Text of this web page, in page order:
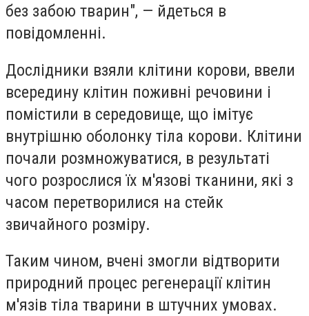
без забою тварин", — йдеться в
повідомленні.
Дослідники взяли клітини корови, ввели
всередину клітин поживні речовини і
помістили в середовище, що імітує
внутрішню оболонку тіла корови. Клітини
почали розмножуватися, в результаті
чого розрослися їх м'язові тканини, які з
часом перетворилися на стейк
звичайного розміру.
Таким чином, вчені змогли відтворити
природний процес регенерації клітин
м'язів тіла тварини в штучних умовах.